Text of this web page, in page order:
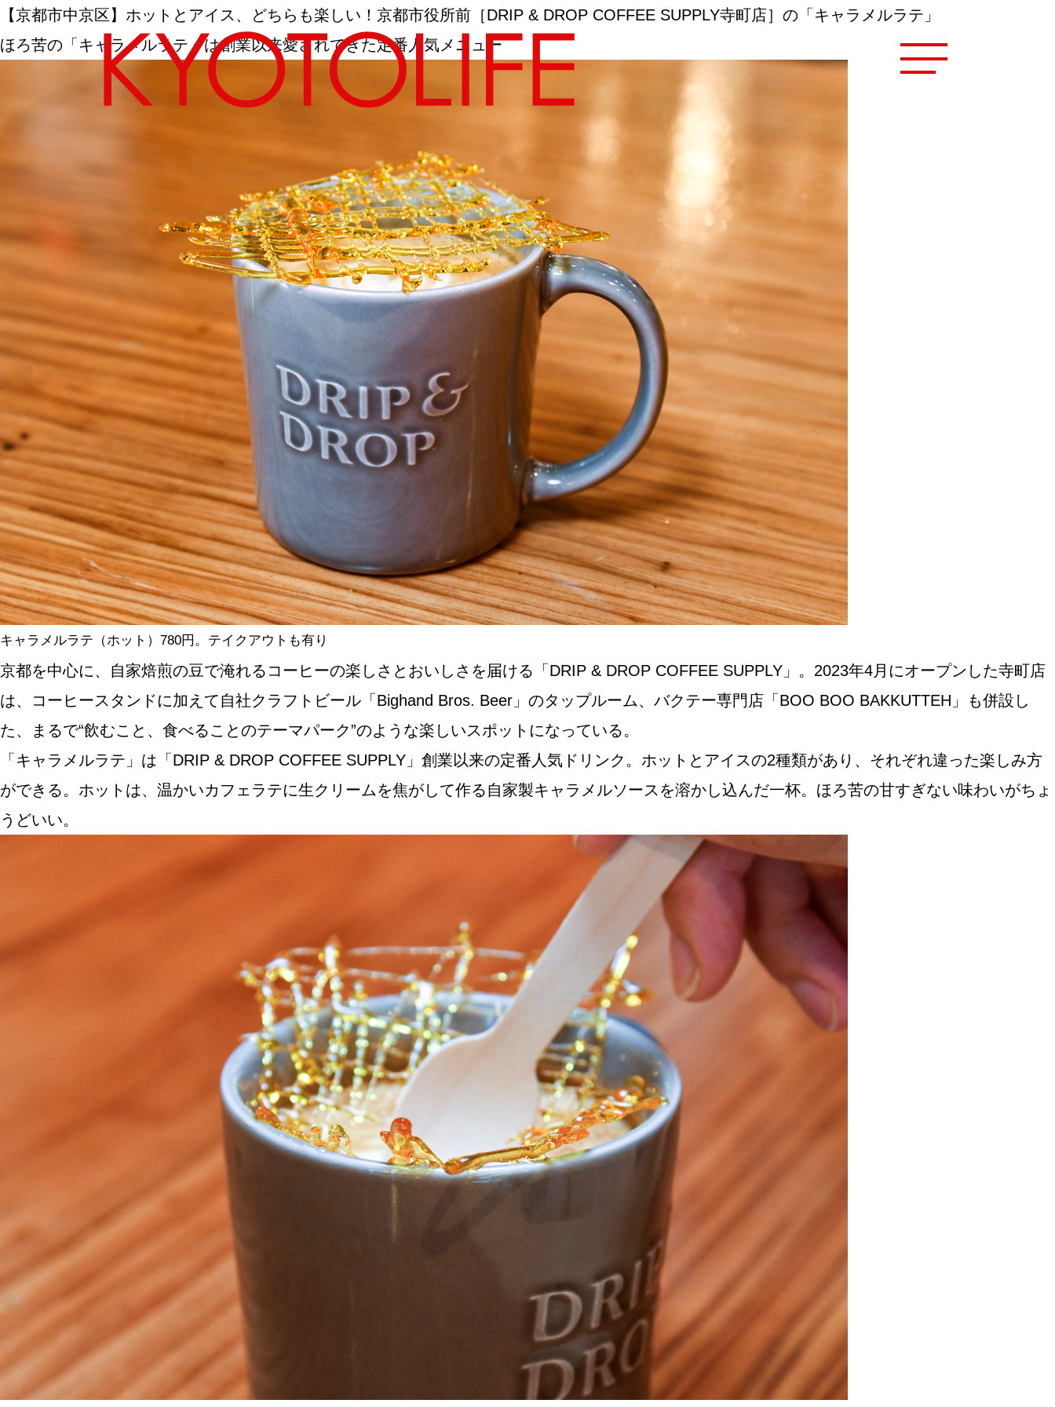
エリアから探す 地図から探す
カテゴリーから探す
SPECIAL NEW OPEN
SERIES
カレーが好き
京都おやつクラブ
私と店のはなし
今月の京みやげ
京都の書店
CULTURE
関西で開催。おすすめの展覧会
おすすめの映画
誠光社で選びました。おすすめの本
ABOUT US Instagram
チケットプレゼント応募
【京都市中京区】ホットとアイス、どちらも楽しい！京都市役所前［DRIP & DROP COFFEE SUPPLY寺町店］の「キャラメルラテ」
ほろ苦の「キャラメルラテ」は創業以来愛されてきた定番人気メニュー
キャラメルラテ（ホット）780円。テイクアウトも有り
京都を中心に、自家焙煎の豆で淹れるコーヒーの楽しさとおいしさを届ける「DRIP & DROP COFFEE SUPPLY」。2023年4月にオープンした寺町店
は、コーヒースタンドに加えて自社クラフトビール「Bighand Bros. Beer」のタップルーム、バクテー専門店「BOO BOO BAKKUTTEH」も併設し
た、まるで“飲むこと、食べることのテーマパーク”のような楽しいスポットになっている。
「キャラメルラテ」は「DRIP & DROP COFFEE SUPPLY」創業以来の定番人気ドリンク。ホットとアイスの2種類があり、それぞれ違った楽しみ方
ができる。ホットは、温かいカフェラテに生クリームを焦がして作る自家製キャラメルソースを溶かし込んだ一杯。ほろ苦の甘すぎない味わいがちょ
うどいい。